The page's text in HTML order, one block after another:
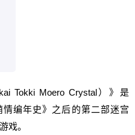
Tokki Moero Crystal）》是
情编年史》之后的第二部迷宫
戏。